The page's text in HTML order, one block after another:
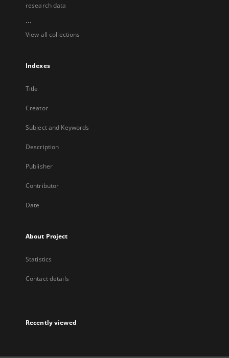
research data
...
View all collections
Indexes
Title
Creator
Subject and Keywords
Description
Publisher
Contributor
Date
About Project
Statistics
Contact details
Recently viewed